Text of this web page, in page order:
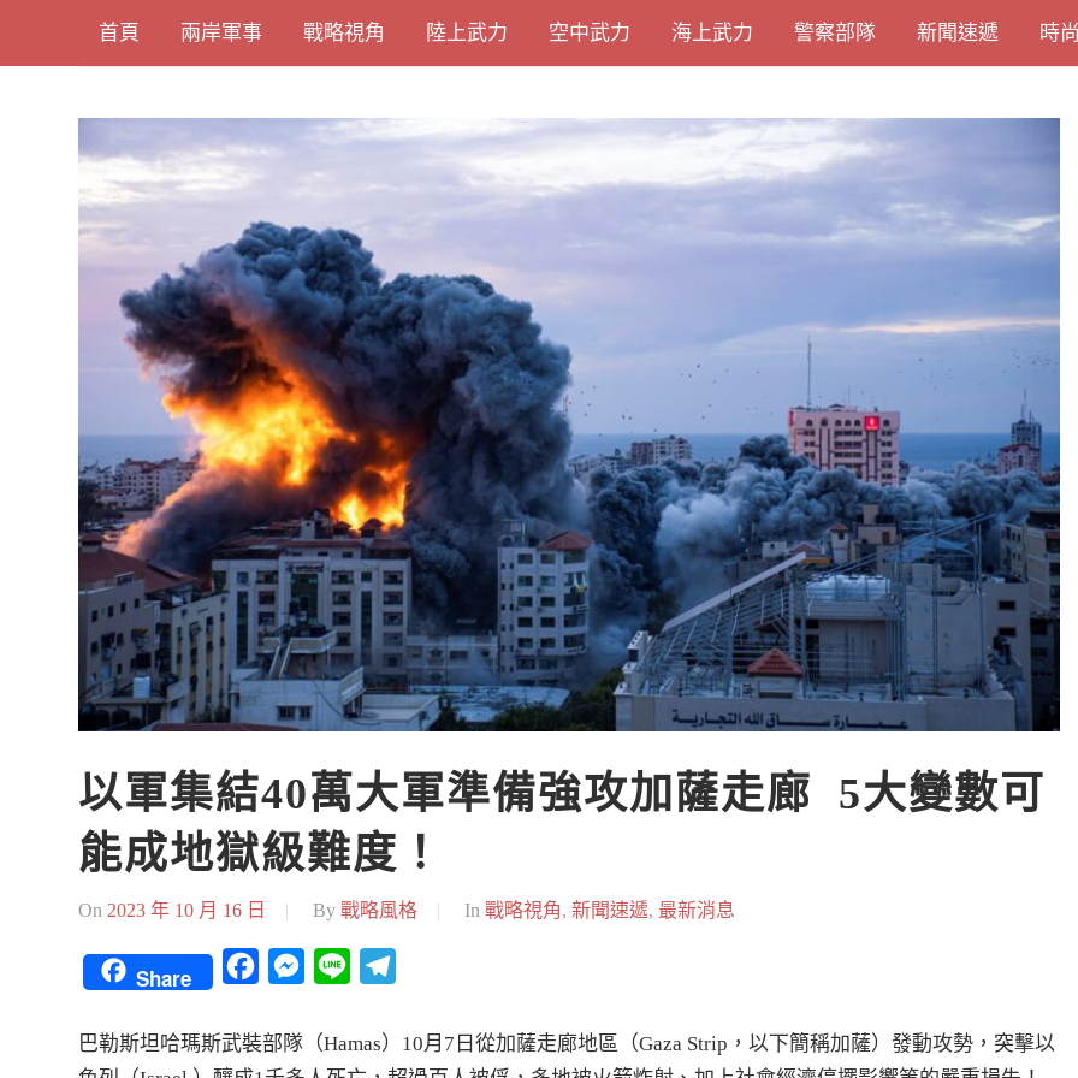
首頁 兩岸軍事 戰略視角 陸上武力 空中武力 海上武力 警察部隊 新聞速遞 時
以軍集結40萬大軍準備強攻加薩走廊  5大變數可
能成地獄級難度！
On 2023 年 10 月 16 日 By 戰略風格 In 戰略視角, 新聞速遞, 最新消息
Share FacebookMessenger
Line
巴勒斯坦哈瑪斯武裝部隊（Hamas）10月7日從加薩走廊地區（Gaza Strip，以下簡稱加薩）發動攻勢，突擊以